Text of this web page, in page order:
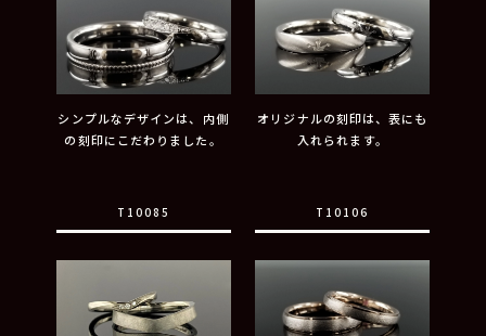
シンプルなデザインは、内側
の刻印にこだわりました。
T10085
オリジナルの刻印は、表にも
入れられます。
T10106